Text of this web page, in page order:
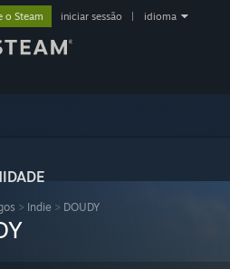
o Steam iniciar sessão idioma
> Indie > DOUDY